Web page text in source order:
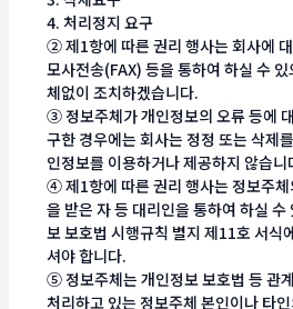
4. 처리정지 요구
② 제1항에 따른 권리 행사는 회사에
모사전송(FAX) 등을 통하여 하실 수
체없이 조치하겠습니다.
③ 정보주체가 개인정보의 오류 등에
구한 경우에는 회사는 정정 또는 삭제
인정보를 이용하거나 제공하지 않습니
④ 제1항에 따른 권리 행사는 정보주
을 받은 자 등 대리인을 통하여 하실
보 보호법 시행규칙 별지 제11호 서식
셔야 합니다.
⑤ 정보주체는 개인정보 보호법 등 관
처리하고 있는 정보주체 본인이나 타